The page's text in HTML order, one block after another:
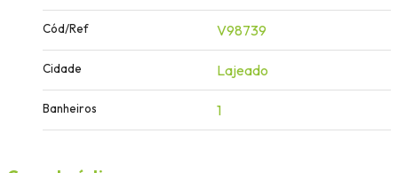
Cód/Ref V98739
Cidade Lajeado
Banheiros 1